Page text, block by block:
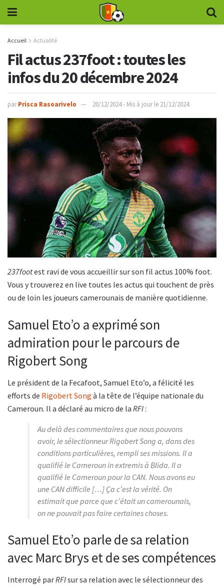
Accueil Actualité
Fil actus 237foot : toutes les
infos du 20 décembre 2024
par Prisca Rasoarivelo 20/12/2024 - Mis à jour le 21/12/2024
237footest ravi de vous accueillir sur son fil actus 100% foot.
Vous y trouverez en live toutes les actus qui touchent de près
ou de loin les joueurs camerounais de manière quotidienne.
Samuel Eto’o a exprimé son
admiration pour le parcours de
Rigobert Song
Le président de la Fecafoot, Samuel Eto’o, a félicité les
efforts de Rigobert Song à la tête de l’équipe nationale du
Cameroun. Il a déclaré au micro de la RFI:
Au delà des commentaires que nous pouvons
avoir, le sélectionneur Rigobert Song a, dans des
conditions particulières, rempli ses missions. Il a
qualifié le Cameroun in extremis à Blida. Il a
qualifié le Cameroun pour la CAN. Nous avons eu
une CAN difficile […] Ça c’est la vérité. On
estimait que parce que c’était un camerounais,
on ne pouvait pas faire certaines choses.
Samuel Eto’o parle de sa relation
avec Marc Brys et de ses compétences
Interrogé parRFIsur sa relation avec le sélectionneur des